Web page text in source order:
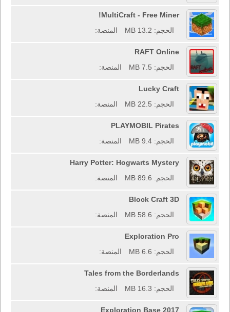
MultiCraft - Free Miner!
الحجم: 13.2 MB
المنصة:
RAFT Online
الحجم: 7.5 MB
المنصة:
Lucky Craft
الحجم: 22.5 MB
المنصة:
PLAYMOBIL Pirates
الحجم: 9.4 MB
المنصة:
Harry Potter: Hogwarts Mystery
الحجم: 89.6 MB
المنصة:
Block Craft 3D
الحجم: 58.6 MB
المنصة:
Exploration Pro
الحجم: 6.6 MB
المنصة:
Tales from the Borderlands
الحجم: 16.3 MB
المنصة:
Exploration Base 2017